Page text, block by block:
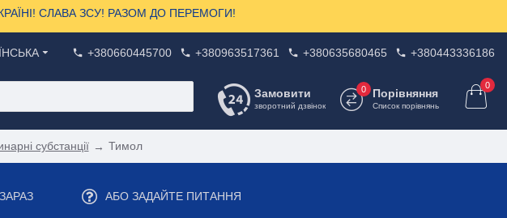
СЛАВА ЗСУ! РАЗОМ ДО ПЕРЕМОГИ!
+380660445700 +380963517361 +380635680465 +380443336186
Замовити
зворотний дзвінок
Порівняння
Список порівнянь
0 0
субстанції Тимол
АБО ЗАДАЙТЕ ПИТАННЯ